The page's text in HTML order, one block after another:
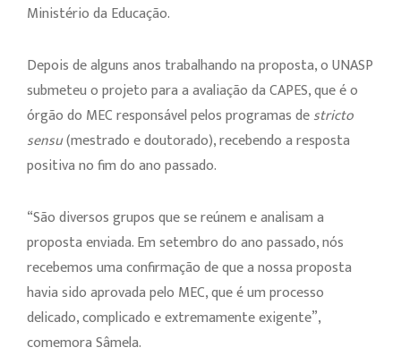
Ministério da Educação.
Depois de alguns anos trabalhando na proposta, o UNASP
submeteu o projeto para a avaliação da CAPES, que é o
órgão do MEC responsável pelos programas destricto
sensu(mestrado e doutorado), recebendo a resposta
positiva no fim do ano passado.
“São diversos grupos que se reúnem e analisam a
proposta enviada. Em setembro do ano passado, nós
recebemos uma confirmação de que a nossa proposta
havia sido aprovada pelo MEC, que é um processo
delicado, complicado e extremamente exigente”,
comemora Sâmela.